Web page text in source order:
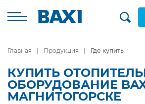
Главная Продукция Где купить
КУПИТЬ
ОБОРУДОВАНИЕ
МАГНИТОГОРСКЕ